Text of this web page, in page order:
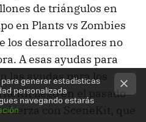
de triángulos en
en Plants vs Zombies
los desarrolladores no
A esas ayudas para
las ayudas para los
llegó en el pasado
con SceneKit, que
generar estadísticas
personalizada
navegando estarás